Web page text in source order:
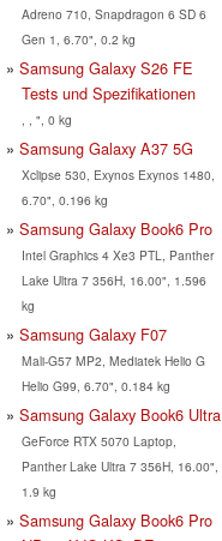
Adreno 710, Snapdragon 6 SD 6
Gen 1, 6.70", 0.2 kg
Samsung Galaxy S26 FE
Tests und Spezifikationen
, , ", 0 kg
Samsung Galaxy A37 5G
Xclipse 530, Exynos Exynos 1480,
6.70", 0.196 kg
Samsung Galaxy Book6 Pro
Intel Graphics 4 Xe3 PTL, Panther
Lake Ultra 7 356H, 16.00", 1.596
kg
Samsung Galaxy F07
Mali-G57 MP2, Mediatek Helio G
Helio G99, 6.70", 0.184 kg
Samsung Galaxy Book6 Ultra
GeForce RTX 5070 Laptop,
Panther Lake Ultra 7 356H, 16.00",
1.9 kg
Samsung Galaxy Book6 Pro